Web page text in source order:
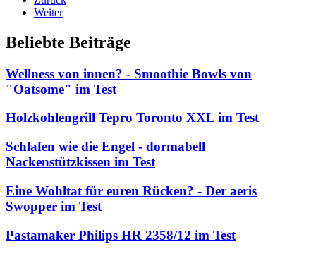
Weiter
Beliebte Beiträge
Wellness von innen? - Smoothie Bowls von
"Oatsome" im Test
Holzkohlengrill Tepro Toronto XXL im Test
Schlafen wie die Engel - dormabell
Nackenstützkissen im Test
Eine Wohltat für euren Rücken? - Der aeris
Swopper im Test
Pastamaker Philips HR 2358/12 im Test